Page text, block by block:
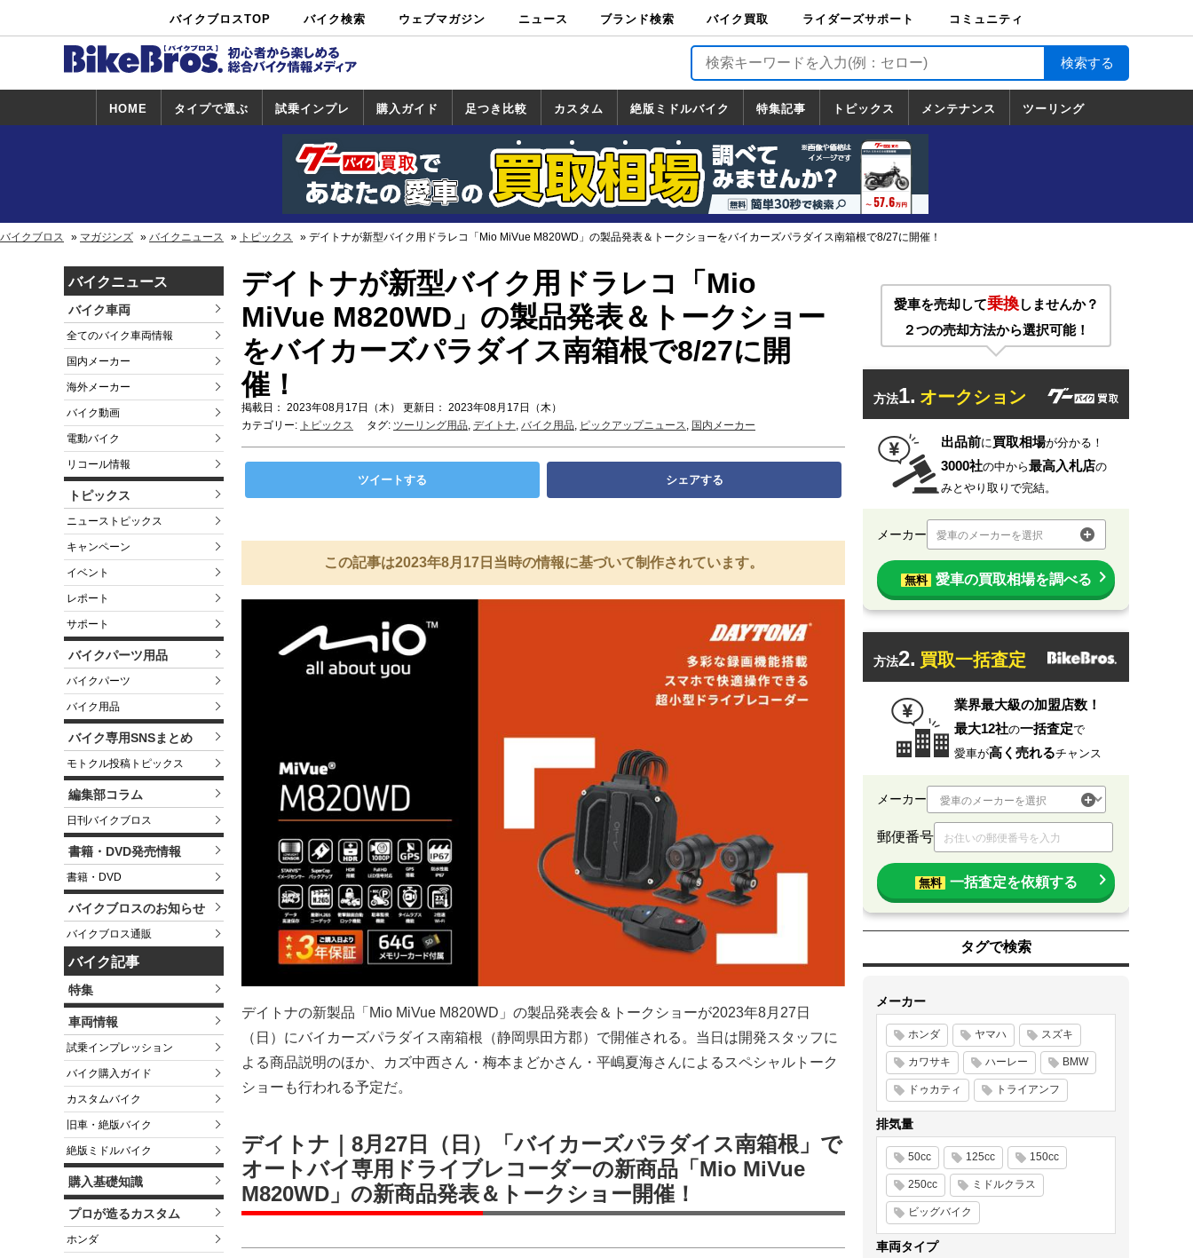
バイクブロスTOP バイク検索
中古バイ
ク・新車検
カタログ検
索
ショップ検
索
ウェブマガジン ニュース ブランド検索 バイク買取
バイク買取
ライダーズサポート
ライダーズサポート
TOP
バイク輸送
バイクガレージライ
フ
バイク車両保険
ロードサービス
バイク試乗
コミュニティ
HOME タイプで選ぶ 試乗インプレ
試乗インプレ
一覧
ホンダ
ヤマハ
スズキ
カワサキ
ハーレー
BMW
トライアンフ
ドゥカティ
購入ガイド
一覧
足つき比較 カスタム
カスタム
一覧
ホンダ
ヤマハ
スズキ
カワサキ
絶版ミドルバイク
絶版ミドルバイク
一覧
ホンダ
ヤマハ
スズキ
カワサキ
特集記事 トピックス
トピックス
一覧
ホンダ
ヤマハ
スズキ
カワサキ
ハーレーダ
ビッドソン
BMW
ドゥカティ
トライアン
フ
メンテナンス ツーリング
道の駅調査隊
ツーリング情報局
日本の道50選
国道めぐり
林道ツーリング
バイクブロス マガジンズ バイクニュース トピックス デイトナが新型バイク用ドラレコ「Mio MiVue M820WD」の製品発表＆トークショーをバイカーズパラダイス南箱根で8/27に開催！
バイクニュース
バイク車両
全てのバイク車両情報
国内メーカー
海外メーカー
バイク動画
電動バイク
リコール情報
トピックス
ニューストピックス
キャンペーン
イベント
レポート
サポート
バイクパーツ用品
バイクパーツ
バイク用品
バイク専用SNSまとめ
モトクル投稿トピックス
編集部コラム
日刊バイクブロス
書籍・DVD発売情報
書籍・DVD
バイクブロスのお知らせ
バイクブロス通販
バイク記事
特集
車両情報
試乗インプレッション
バイク購入ガイド
カスタムバイク
旧車・絶版バイク
絶版ミドルバイク
購入基礎知識
プロが造るカスタム
ホンダ
デイトナが新型バイク用ドラレコ「Mio
MiVue M820WD」の製品発表＆トークショー
をバイカーズパラダイス南箱根で8/27に開
催！
掲載日： 2023年08月17日（木） 更新日： 2023年08月17日（木）
カテゴリー: トピックス タグ: ツーリング用品, デイトナ, バイク用品, ピックアップニュース, 国内メーカー
ツイートする シェアする
この記事は2023年8月17日当時の情報に基づいて制作されています。
デイトナの新製品「Mio MiVue M820WD」の製品発表会＆トークショーが2023年8月27日
（日）にバイカーズパラダイス南箱根（静岡県田方郡）で開催される。当日は開発スタッフに
よる商品説明のほか、カズ中西さん・梅本まどかさん・平嶋夏海さんによるスペシャルトーク
ショーも行われる予定だ。
デイトナ｜8月27日（日）「バイカーズパラダイス南箱根」で
オートバイ専用ドライブレコーダーの新商品「Mio MiVue
M820WD」の新商品発表＆トークショー開催！
愛車を売却して乗換しませんか？
２つの売却方法から選択可能！
方法1. オークション
出品前に買取相場が分かる！
3000社の中から最高入札店の
みとやり取りで完結。
メーカー 愛車のメーカーを選択
無料 愛車の買取相場を調べる
方法2. 買取一括査定
業界最大級の加盟店数！
最大12社の一括査定で
愛車が高く売れるチャンス
メーカー
郵便番号
無料 一括査定を依頼する
タグで検索
メーカー
ホンダ ヤマハ スズキ
カワサキ ハーレー BMW
ドゥカティ トライアンフ
排気量
50cc 125cc 150cc
250cc ミドルクラス
ビッグバイク
車両タイプ